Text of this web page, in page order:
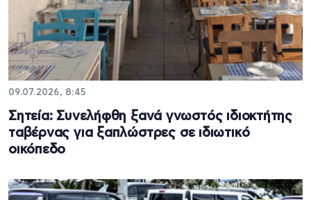
09.07.2026, 8:45
Σητεία: Συνελήφθη ξανά γνωστός ιδιοκτήτης
ταβέρνας για ξαπλώστρες σε ιδιωτικό
οικόπεδο